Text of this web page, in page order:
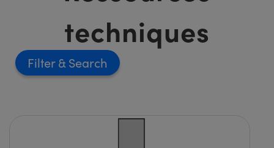
techniques
Filter